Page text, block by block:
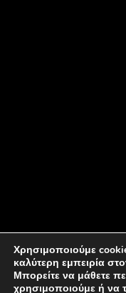
Χρησιμοποιούμε
καλύτερη εμπειρία
Μπορείτε να μάθετε
χρησιμοποιούμε ή να